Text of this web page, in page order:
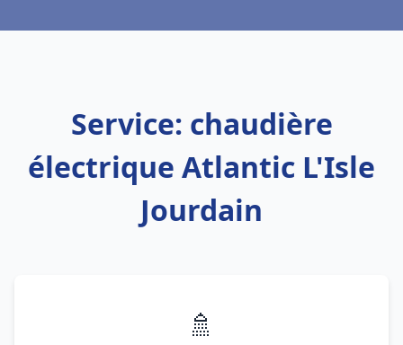
Service: chaudière
électrique Atlantic L'Isle
Jourdain
🚿